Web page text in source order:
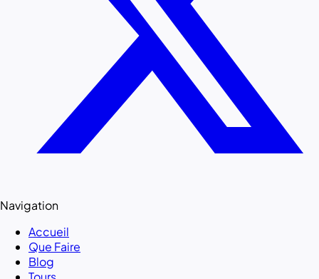
Navigation
Accueil
Que Faire
Blog